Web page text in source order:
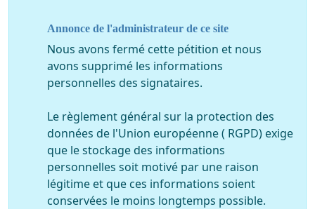
Annonce de l'administrateur de ce site
Nous avons fermé cette pétition et nous
avons supprimé les informations
personnelles des signataires.
Le règlement général sur la protection des
données de l'Union européenne ( RGPD) exige
que le stockage des informations
personnelles soit motivé par une raison
légitime et que ces informations soient
conservées le moins longtemps possible.